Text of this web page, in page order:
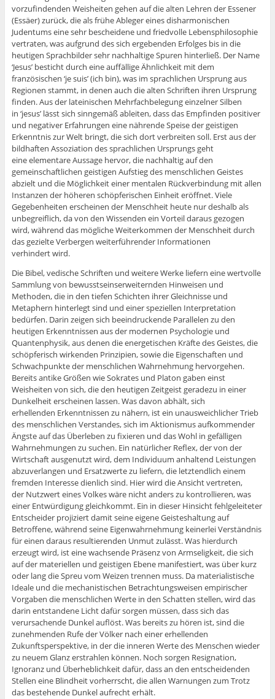
vorzufindenden Weisheiten gehen auf die alten Lehren der Essener
(Essäer) zurück, die als frühe Ableger eines disharmonischen
Judentums eine sehr bescheidene und friedvolle Lebensphilosophie
vertraten, was aufgrund des sich ergebenden Erfolges bis in die
heutigen Sprachbilder sehr nachhaltige Spuren hinterließ. Der Name
‘Jesus’ besticht durch eine auffällige Ähnlichkeit mit dem
französischen ‘je suis’ (ich bin), was im sprachlichen Ursprung aus
Regionen stammt, in denen auch die alten Schriften ihren Ursprung
finden. Aus der lateinischen Mehrfachbelegung einzelner Silben
in ‘jesus’ lässt sich sinngemäß ableiten, dass das Empfinden positiver
und negativer Erfahrungen eine nährende Speise der geistigen
Erkenntnis zur Welt bringt, die sich dort verbreiten soll. Erst aus der
bildhaften Assoziation des sprachlichen Ursprungs geht
eine elementare Aussage hervor, die nachhaltig auf den
gemeinschaftlichen geistigen Aufstieg des menschlichen Geistes
abzielt und die Möglichkeit einer mentalen Rückverbindung mit allen
Instanzen der höheren schöpferischen Einheit eröffnet. Viele
Gegebenheiten erscheinen der Menschheit heute nur deshalb als
unbegreiflich, da von den Wissenden ein Vorteil daraus gezogen
wird, während das mögliche Weiterkommen der Menschheit durch
das gezielte Verbergen weiterführender Informationen
verhindert wird.
Die Bibel, vedische Schriften und weitere Werke liefern eine wertvolle
Sammlung von bewusstseinserweiternden Hinweisen und
Methoden, die in den tiefen Schichten ihrer Gleichnisse und
Metaphern hinterlegt sind und einer speziellen Interpretation
bedürfen. Darin zeigen sich beeindruckende Parallelen zu den
heutigen Erkenntnissen aus der modernen Psychologie und
Quantenphysik, aus denen die energetischen Kräfte des Geistes, die
schöpferisch wirkenden Prinzipien, sowie die Eigenschaften und
Schwachpunkte der menschlichen Wahrnehmung hervorgehen.
Bereits antike Größen wie Sokrates und Platon gaben einst
Weisheiten von sich, die den heutigen Zeitgeist geradezu in einer
Dunkelheit erscheinen lassen. Was davon abhält, sich
erhellenden Erkenntnissen zu nähern, ist ein unausweichlicher Trieb
des menschlichen Verstandes, sich im Aktionismus aufkommender
Ängste auf das Überleben zu fixieren und das Wohl in gefälligen
Wahrnehmungen zu suchen. Ein natürlicher Reflex, der von der
Wirtschaft ausgenutzt wird, dem Individuum anhaltend Leistungen
abzuverlangen und Ersatzwerte zu liefern, die letztendlich einem
fremden Interesse dienlich sind. Hier wird die Ansicht vertreten,
der Nutzwert eines Volkes wäre nicht anders zu kontrollieren, was
einer Entwürdigung gleichkommt. Ein in dieser Hinsicht fehlgeleiteter
Entscheider projiziert damit seine eigene Geisteshaltung auf
Betroffene, während seine Eigenwahrnehmung keinerlei Verständnis
für einen daraus resultierenden Unmut zulässt. Was hierdurch
erzeugt wird, ist eine wachsende Präsenz von Armseligkeit, die sich
auf der materiellen und geistigen Ebene manifestiert, was über kurz
oder lang die Spreu vom Weizen trennen muss. Da materialistische
Ideale und die mechanistischen Betrachtungsweisen empirischer
Vorgaben die menschlichen Werte in den Schatten stellen, wird das
darin entstandene Licht dafür sorgen müssen, dass sich das
verursachende Dunkel auflöst. Was bereits zu hören ist, sind die
zunehmenden Rufe der Völker nach einer erhellenden
Zukunftsperspektive, in der die inneren Werte des Menschen wieder
zu neuem Glanz erstrahlen können. Noch sorgen Resignation,
Ignoranz und Überheblichkeit dafür, dass an den entscheidenden
Stellen eine Blindheit vorherrscht, die allen Warnungen zum Trotz
das bestehende Dunkel aufrecht erhält.